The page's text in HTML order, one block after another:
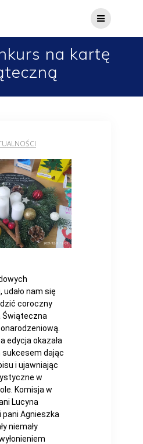
na kartę
nam się
coroczny
Świąteczna
edycja okazała
sukcesem dając
i ujawniając
w
Komisja w
Lucyna
pani Agnieszka
niemały